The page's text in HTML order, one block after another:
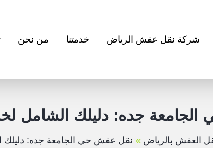
شركة نقل عفش الرياض خدمتنا من نحن
جده: دليلك الشامل
العفش بالرياض نقل عفش حي الجامعة جده: دليلك